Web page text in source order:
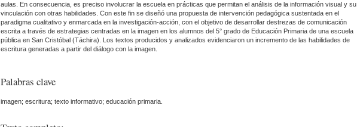
aulas. En conse­cuencia, es preciso involucrar la escuela en prácticas que permitan el análisis de la información visual y su
vinculación con otras habilidades. Con este fin se di­señó una propuesta de intervención pedagógica sus­tentada en el
paradigma cualitativo y enmarcada en la investigación-acción, con el objetivo de desarrollar destrezas de comunicación
escrita a través de estra­tegias centradas en la imagen en los alumnos del 5° grado de Educación Primaria de una escuela
pública en San Cristóbal (Táchira). Los textos producidos y analizados evidenciaron un incremento de las habili­dades de
escritura generadas a partir del diálogo con la imagen.
Palabras clave
imagen; escritura; texto informativo; educación primaria.